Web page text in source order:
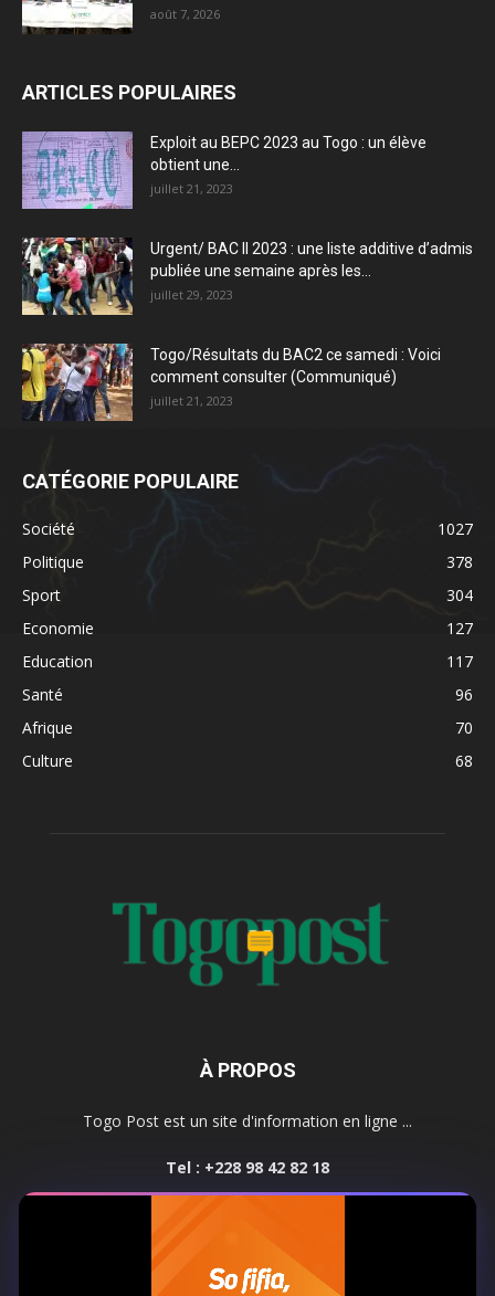
août 7, 2026
ARTICLES POPULAIRES
Exploit au BEPC 2023 au Togo : un élève
obtient une...
juillet 21, 2023
Urgent/ BAC II 2023 : une liste additive d’admis
publiée une semaine après les...
juillet 29, 2023
Togo/Résultats du BAC2 ce samedi : Voici
comment consulter (Communiqué)
juillet 21, 2023
CATÉGORIE POPULAIRE
Société
1027
Politique
378
Sport
304
Economie
127
Education
117
Santé
96
Afrique
70
Culture
68
À PROPOS
Togo Post est un site d'information en ligne ...
Tel : +228 98 42 82 18